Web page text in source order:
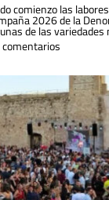
comienzo las
2026 de la
de las
comentarios